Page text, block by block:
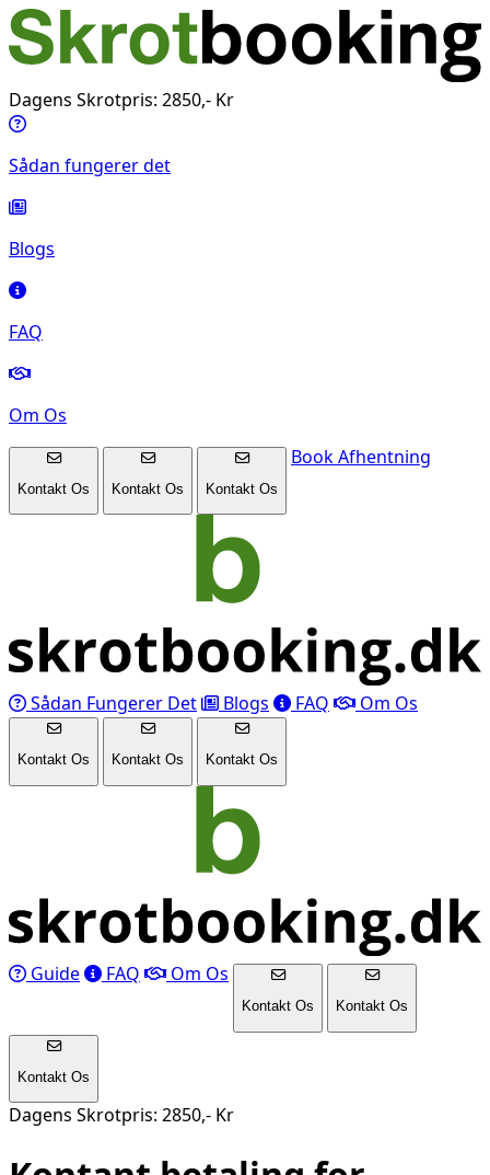
Dagens Skrotpris: 2850,- Kr
Sådan fungerer det
Blogs
FAQ
Om Os
Kontakt Os Kontakt Os Kontakt Os
Book Afhentning
Sådan Fungerer Det Blogs FAQ Om Os
Kontakt Os Kontakt Os Kontakt Os
Guide FAQ Om Os
Kontakt Os Kontakt Os
Kontakt Os
Dagens Skrotpris: 2850,- Kr